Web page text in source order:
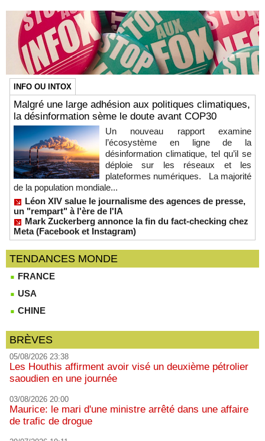
INFO OU INTOX
Malgré une large adhésion aux politiques climatiques,
la désinformation sème le doute avant COP30
Un nouveau rapport examine
l’écosystème en ligne de la
désinformation climatique, tel qu’il se
déploie sur les réseaux et les
plateformes numériques. La majorité
de la population mondiale...
Léon XIV salue le journalisme des agences de presse,
un "rempart" à l'ère de l'IA
Mark Zuckerberg annonce la fin du fact-checking chez
Meta (Facebook et Instagram)
TENDANCES MONDE
FRANCE
USA
CHINE
BRÈVES
05/08/2026 23:38
Les Houthis affirment avoir visé un deuxième pétrolier
saoudien en une journée
03/08/2026 20:00
Maurice: le mari d'une ministre arrêté dans une affaire
de trafic de drogue